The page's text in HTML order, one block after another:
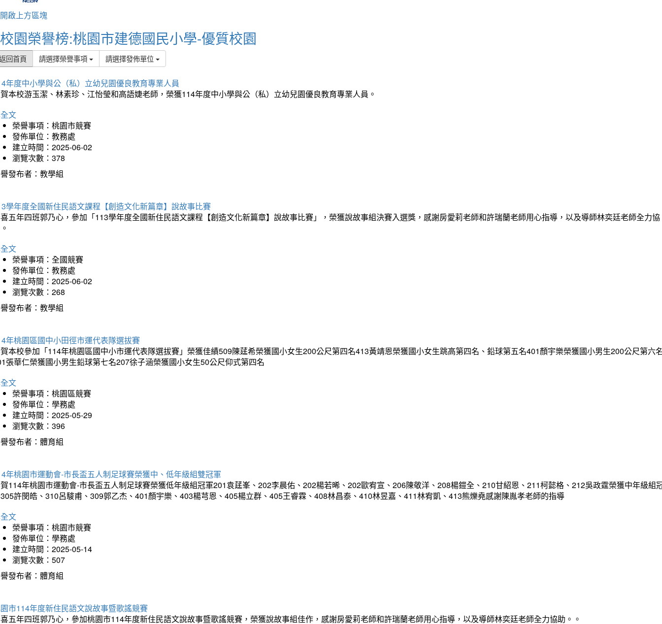
開啟上方區塊
校園榮譽榜:桃園市建德國民小學-優質校園
回首頁 請選擇榮譽事項 請選擇發佈單位
年度中小學與公（私）立幼兒園優良教育專業人員
本校游玉潔、林素珍、江怡瑩和高語婕老師，榮獲114年度中小學與公（私）立幼兒園優良教育專業人員。
文
榮譽事項：桃園市競賽
發佈單位：教務處
建立時間：2025-06-02
瀏覽次數：378
發布者：教學組
學年度全國新住民語文課程【創造文化新篇章】說故事比賽
五年四班郭乃心，參加「113學年度全國新住民語文課程【創造文化新篇章】說故事比賽」，榮獲說故事組決賽入選獎，感謝房愛莉老師和許瑞蘭老師用心指導，以及導師林奕廷老師全力協
文
榮譽事項：全國競賽
發佈單位：教務處
建立時間：2025-06-02
瀏覽次數：268
發布者：教學組
年桃園區國中小田徑市運代表隊選拔賽
本校參加「114年桃園區國中小市運代表隊選拔賽」榮獲佳績509陳莛希榮獲國小女生200公尺第四名413黃靖恩榮獲國小女生跳高第四名、鉛球第五名401顏宇樂榮獲國小男生200公尺第六
張華仁榮獲國小男生鉛球第七名207徐子涵榮獲國小女生50公尺仰式第四名
文
榮譽事項：桃園區競賽
發佈單位：學務處
建立時間：2025-05-29
瀏覽次數：396
發布者：體育組
年桃園市運動會-市長盃五人制足球賽榮獲中、低年級組雙冠軍
114年桃園市運動會-市長盃五人制足球賽榮獲低年級組冠軍201袁莛峯、202李晨佑、202楊若晞、202歐宥宣、206陳敬洋、208楊鎧全、210甘紹恩、211柯懿格、212吳政霆榮獲中年級組
許閔皓、310呂駿甫、309郭乙杰、401顏宇樂、403楊芎恩、405楊立群、405王睿霖、408林昌泰、410林昱嘉、411林宥凱、413熊爍堯感謝陳胤孝老師的指導
文
榮譽事項：桃園市競賽
發佈單位：學務處
建立時間：2025-05-14
瀏覽次數：507
發布者：體育組
市114年度新住民語文說故事暨歌謠競賽
五年四班郭乃心，參加桃園市114年度新住民語文說故事暨歌謠競賽，榮獲說故事組佳作，感謝房愛莉老師和許瑞蘭老師用心指導，以及導師林奕廷老師全力協助。。